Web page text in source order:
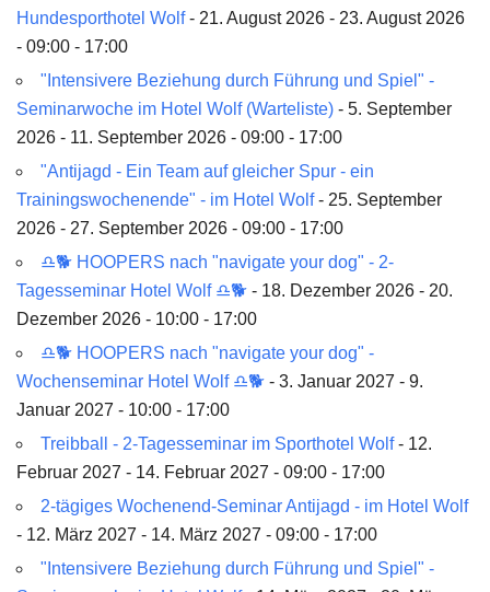
Hundesporthotel Wolf- 21. August 2026 - 23. August 2026
- 09:00 - 17:00
"Intensivere Beziehung durch Führung und Spiel" -
Seminarwoche im Hotel Wolf (Warteliste) - 5. September
2026 - 11. September 2026 - 09:00 - 17:00
"Antijagd - Ein Team auf gleicher Spur - ein
Trainingswochenende" - im Hotel Wolf- 25. September
2026 - 27. September 2026 - 09:00 - 17:00
♎🐕 HOOPERS nach "navigate your dog" - 2-
Tagesseminar Hotel Wolf ♎🐕 - 18. Dezember 2026 - 20.
Dezember 2026 - 10:00 - 17:00
♎🐕 HOOPERS nach "navigate your dog" -
Wochenseminar Hotel Wolf ♎🐕 - 3. Januar 2027 - 9.
Januar 2027 - 10:00 - 17:00
Treibball - 2-Tagesseminar im Sporthotel Wolf- 12.
Februar 2027 - 14. Februar 2027 - 09:00 - 17:00
2-tägiges Wochenend-Seminar Antijagd - im Hotel Wolf
- 12. März 2027 - 14. März 2027 - 09:00 - 17:00
"Intensivere Beziehung durch Führung und Spiel" -